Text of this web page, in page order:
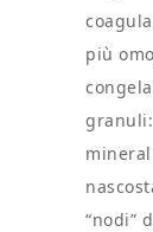
più
“nodi”